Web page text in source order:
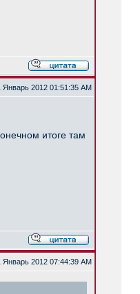
Январь 2012 01:51:35 AM
итоге там
Январь 2012 07:44:39 AM